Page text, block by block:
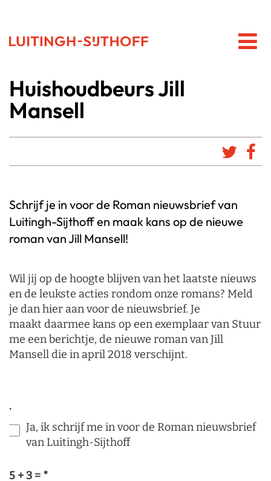
Huishoudbeurs Jill
Mansell
Schrijf je in voor de Roman nieuwsbrief van
Luitingh-Sijthoff en maak kans op de nieuwe
roman van Jill Mansell!
Wil jij op de hoogte blijven van het laatste nieuws
en de leukste acties rondom onze romans? Meld
je dan hier aan voor de nieuwsbrief. Je
maakt daarmee kans op een exemplaar van Stuur
me een berichtje, de nieuwe roman van Jill
Mansell die in april 2018 verschijnt.
.
Ja, ik schrijf me in voor de Roman nieuwsbrief
van Luitingh-Sijthoff
5 + 3 = *